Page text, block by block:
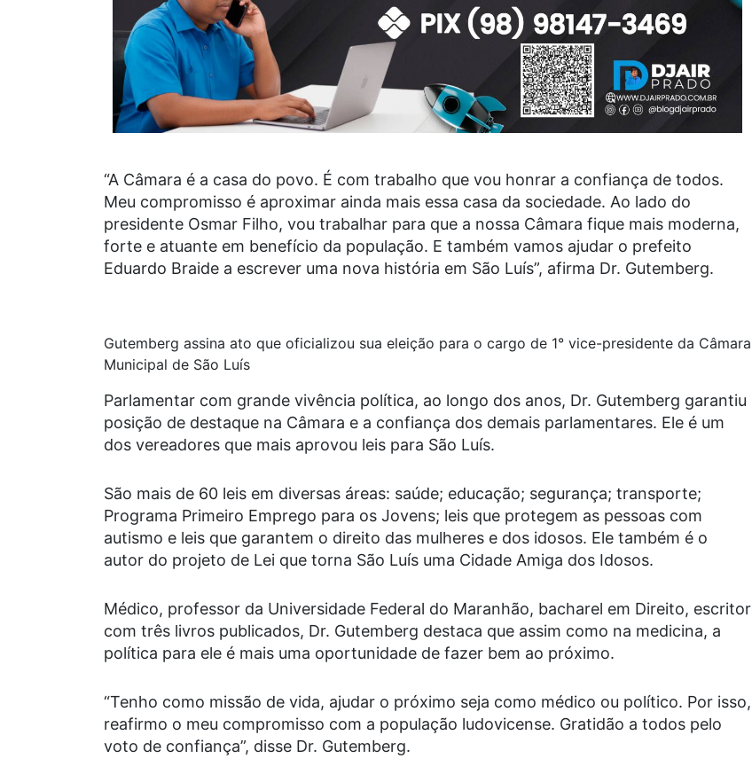
“A Câmara é a casa do povo. É com trabalho que vou honrar a confiança de todos.
Meu compromisso é aproximar ainda mais essa casa da sociedade. Ao lado do
presidente Osmar Filho, vou trabalhar para que a nossa Câmara fique mais moderna,
forte e atuante em benefício da população. E também vamos ajudar o prefeito
Eduardo Braide a escrever uma nova história em São Luís”, afirma Dr. Gutemberg.
Gutemberg assina ato que oficializou sua eleição para o cargo de 1° vice-presidente da Câmara
Municipal de São Luís
Parlamentar com grande vivência política, ao longo dos anos, Dr. Gutemberg garantiu
posição de destaque na Câmara e a confiança dos demais parlamentares. Ele é um
dos vereadores que mais aprovou leis para São Luís.
São mais de 60 leis em diversas áreas: saúde; educação; segurança; transporte;
Programa Primeiro Emprego para os Jovens; leis que protegem as pessoas com
autismo e leis que garantem o direito das mulheres e dos idosos. Ele também é o
autor do projeto de Lei que torna São Luís uma Cidade Amiga dos Idosos.
Médico, professor da Universidade Federal do Maranhão, bacharel em Direito, escritor
com três livros publicados, Dr. Gutemberg destaca que assim como na medicina, a
política para ele é mais uma oportunidade de fazer bem ao próximo.
“Tenho como missão de vida, ajudar o próximo seja como médico ou político. Por isso,
reafirmo o meu compromisso com a população ludovicense. Gratidão a todos pelo
voto de confiança”, disse Dr. Gutemberg.